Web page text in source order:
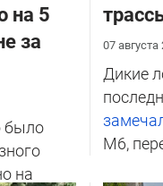
на 5
за
было
на
07 августа
Дикие
М6,